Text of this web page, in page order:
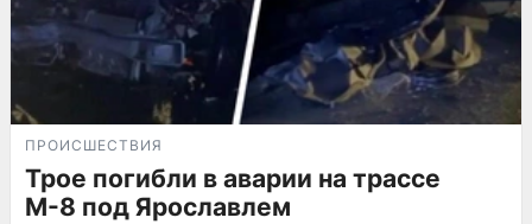
ПРОИСШЕСТВИЯ
Трое погибли в аварии на трассе
М-8 под Ярославлем